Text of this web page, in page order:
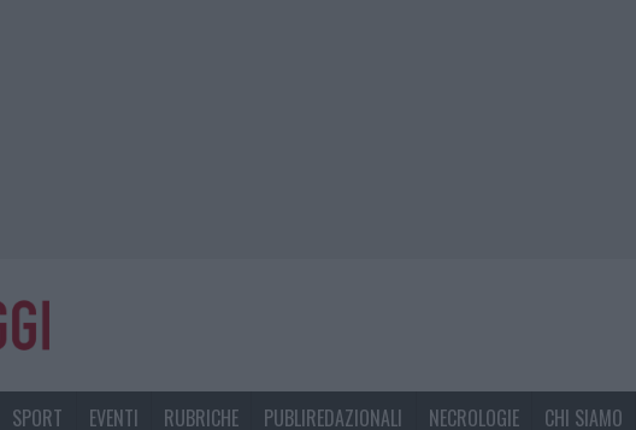
SPORT EVENTI RUBRICHE PUBLIREDAZIONALI NECROLOGIE CHI SIAMO